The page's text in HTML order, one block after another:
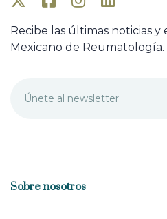
Recibe las últimas noticias
Mexicano de Reumatología.
Sobre nosotros